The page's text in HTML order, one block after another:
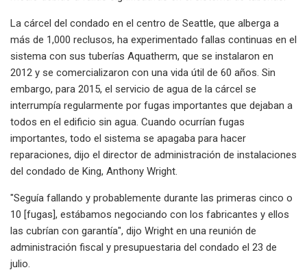
La cárcel del condado en el centro de Seattle, que alberga a
más de 1,000 reclusos, ha experimentado fallas continuas en el
sistema con sus tuberías Aquatherm, que se instalaron en
2012 y se comercializaron con una vida útil de 60 años. Sin
embargo, para 2015, el servicio de agua de la cárcel se
interrumpía regularmente por fugas importantes que dejaban a
todos en el edificio sin agua. Cuando ocurrían fugas
importantes, todo el sistema se apagaba para hacer
reparaciones, dijo el director de administración de instalaciones
del condado de King, Anthony Wright.
"Seguía fallando y probablemente durante las primeras cinco o
10 [fugas], estábamos negociando con los fabricantes y ellos
las cubrían con garantía", dijo Wright en una reunión de
administración fiscal y presupuestaria del condado el 23 de
julio.